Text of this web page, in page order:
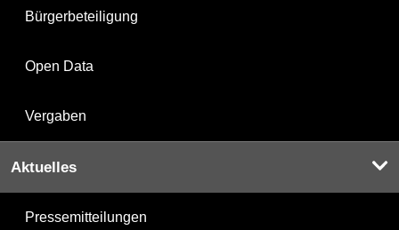
Bürgerbeteiligung
Open Data
Vergaben
Aktuelles
Pressemitteilungen